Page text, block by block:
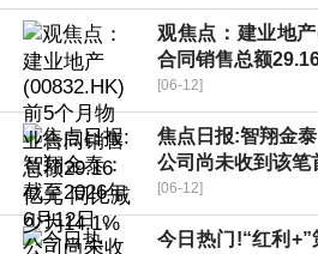
观焦点：建业地
合同销售总额
[06-12]
焦点日报:智翔金
公司尚未收到该笔
[06-12]
今日热门!“红利